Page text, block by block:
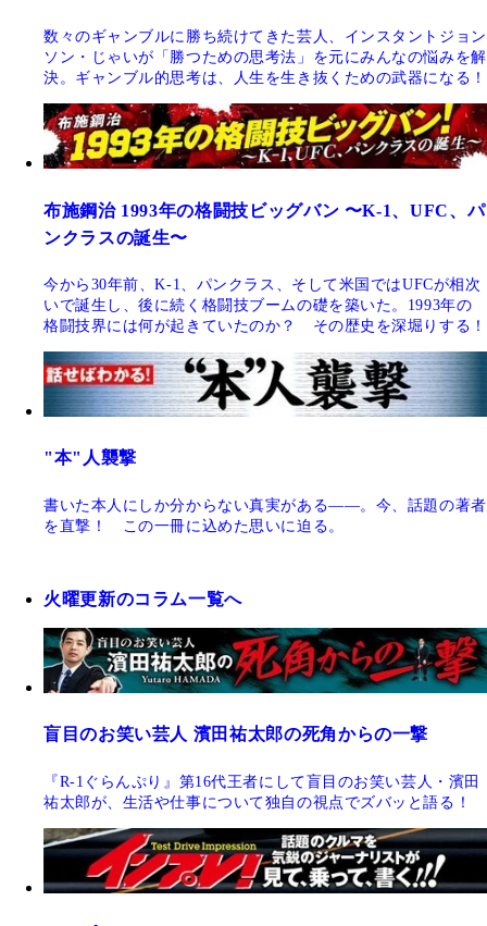
数々のギャンブルに勝ち続けてきた芸人、インスタントジョン
ソン・じゃいが「勝つための思考法」を元にみんなの悩みを解
決。ギャンブル的思考は、人生を生き抜くための武器になる！
布施鋼治 1993年の格闘技ビッグバン 〜K-1、UFC、パ
ンクラスの誕生〜
今から30年前、K-1、パンクラス、そして米国ではUFCが相次
いで誕生し、後に続く格闘技ブームの礎を築いた。1993年の
格闘技界には何が起きていたのか？ その歴史を深堀りする！
"本"人襲撃
書いた本人にしか分からない真実がある――。今、話題の著者
を直撃！ この一冊に込めた思いに迫る。
火曜更新のコラム一覧へ
盲目のお笑い芸人 濱田祐太郎の死角からの一撃
『R-1ぐらんぷり』第16代王者にして盲目のお笑い芸人・濱田
祐太郎が、生活や仕事について独自の視点でズバッと語る！